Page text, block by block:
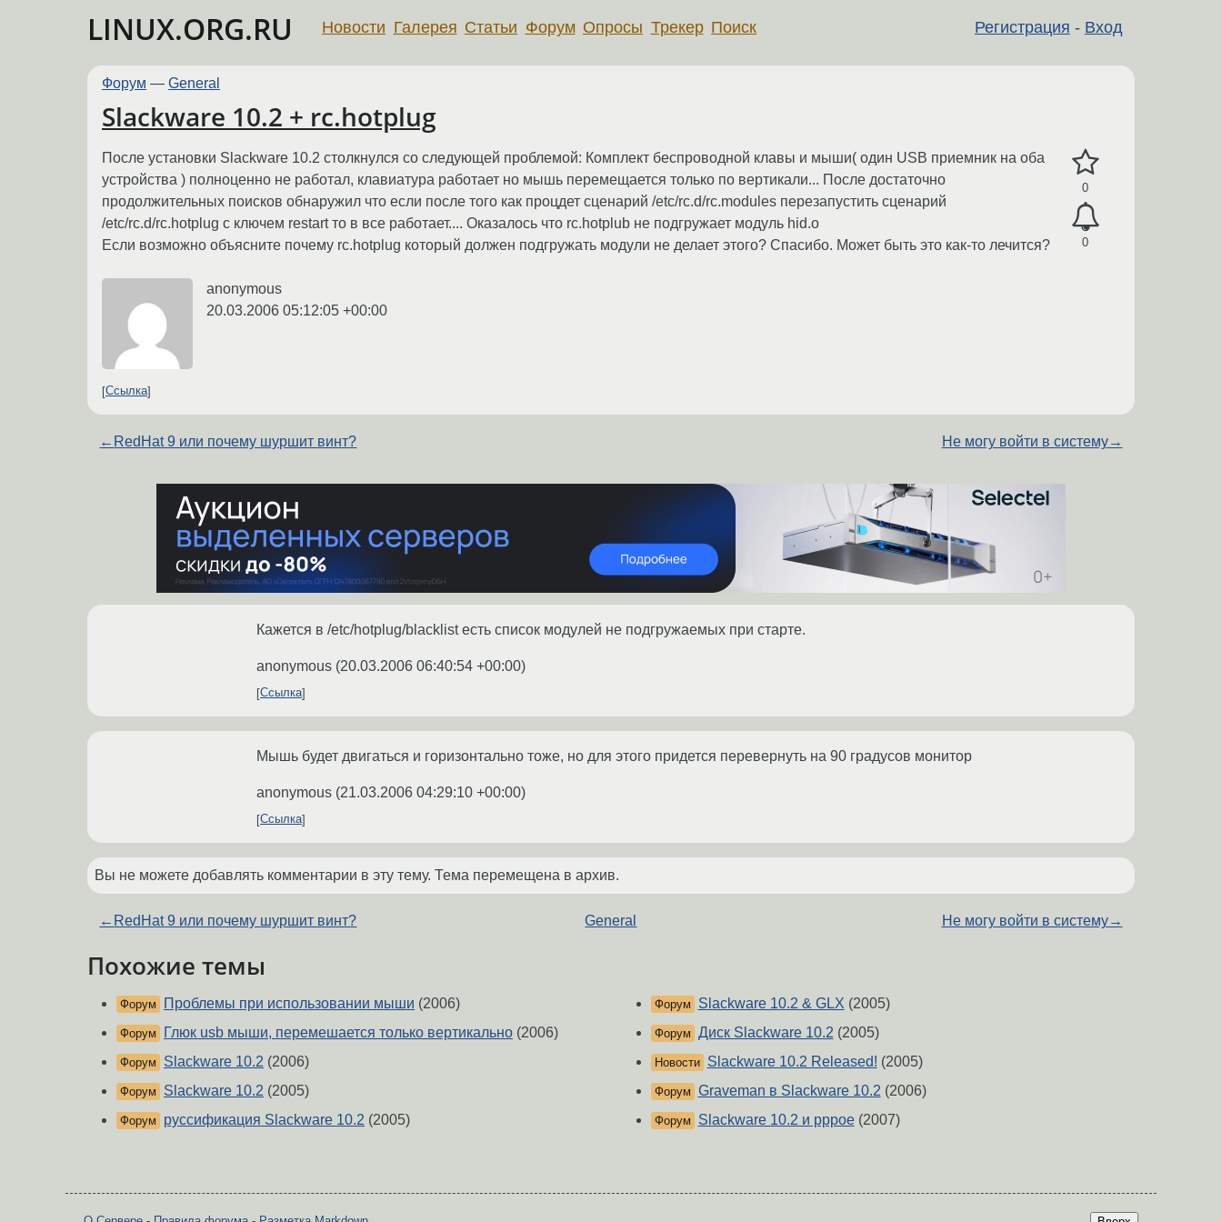
LINUX.ORG.RU Регистрация - Вход
Новости Галерея Статьи Форум Опросы Трекер Поиск
Форум — General
Slackware 10.2 + rc.hotplug
0
0
После установки Slackware 10.2 столкнулся со следующей проблемой: Комплект беспроводной клавы и мыши( один USB приемник на оба
устройства ) полноценно не работал, клавиатура работает но мышь перемещается только по вертикали... После достаточно
продолжительных поисков обнаружил что если после того как процдет сценарий /etc/rc.d/rc.modules перезапустить сценарий
/etc/rc.d/rc.hotplug с ключем restart то в все работает.... Оказалось что rc.hotplub не подгружает модуль hid.o
Если возможно объясните почему rc.hotplug который должен подгружать модули не делает этого? Спасибо. Может быть это как-то лечится?
anonymous
20.03.2006 05:12:05 +00:00
Ссылка
← RedHat 9 или почему шуршит винт? Не могу войти в систему→
Кажется в /etc/hotplug/blacklist есть список модулей не подгружаемых при старте.
anonymous (20.03.2006 06:40:54 +00:00)
Ссылка
Мышь будет двигаться и горизонтально тоже, но для этого придется перевернуть на 90 градусов монитор
anonymous (21.03.2006 04:29:10 +00:00)
Ссылка
Вы не можете добавлять комментарии в эту тему. Тема перемещена в архив.
← RedHat 9 или почему шуршит винт? General Не могу войти в систему→
Похожие темы
Форум Проблемы при использовании мыши (2006)
Форум Глюк usb мыши, перемешается только вертикально (2006)
Форум Slackware 10.2 (2006)
Форум Slackware 10.2 (2005)
Форум руссификация Slackware 10.2 (2005)
Форум Slackware 10.2 & GLX (2005)
Форум Диск Slackware 10.2 (2005)
Новости Slackware 10.2 Released! (2005)
Форум Graveman в Slackware 10.2 (2006)
Форум Slackware 10.2 и pppoe(2007)